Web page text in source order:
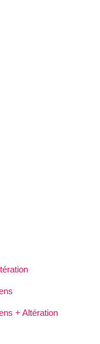
+ Altération